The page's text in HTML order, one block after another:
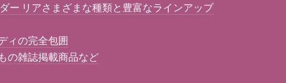
ー リアさまざまな種類と豊富なラインアップ
ィの完全包囲
の雑誌掲載商品など